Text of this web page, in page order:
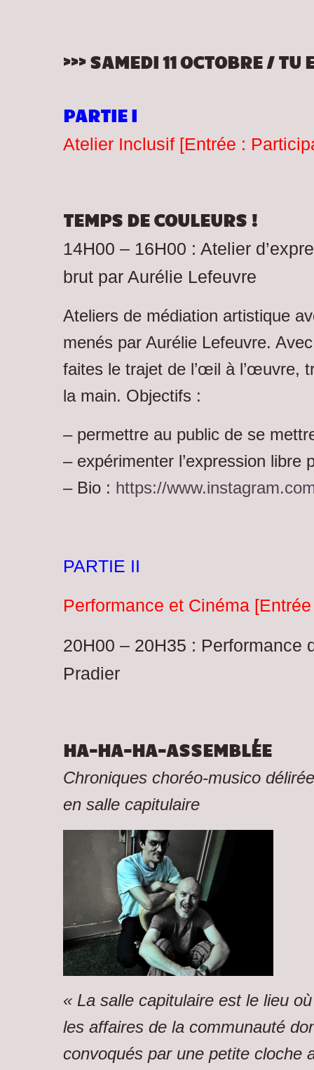
>>> SAMEDI 11 OCTOBRE / TU
PARTIE I
Atelier Inclusif [Entrée :
TEMPS DE COULEURS !
14H00 – 16H00 : Atelier
brut par Aurélie Lefeuvre
Ateliers de médiation artistique
menés par Aurélie Lefeuvre.
faites le trajet de l’œil à l’œuvre,
la main. Objectifs :
– permettre au public de se
– expérimenter l’expression libre
– Bio : https://
PARTIE II
Performance et Cinéma
20H00 – 20H35 : Performance
Pradier
HA-HA-HA-ASSEMBLÉE
Chroniques choréo-musico
en salle capitulaire
« La salle capitulaire est le lieu
les affaires de la communauté
convoqués par une petite cloche